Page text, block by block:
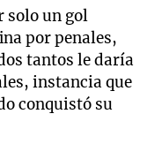
solo un gol
por penales,
tantos le daría
instancia que
conquistó su